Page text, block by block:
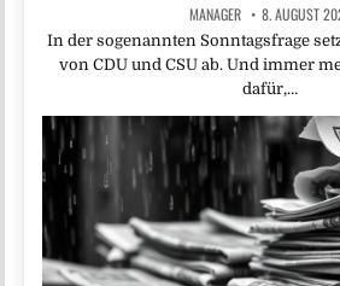
MANAGER 8. AUGUST
In der sogenannten Sonntagsfrage
von CDU und CSU ab. Und immer
dafür,…